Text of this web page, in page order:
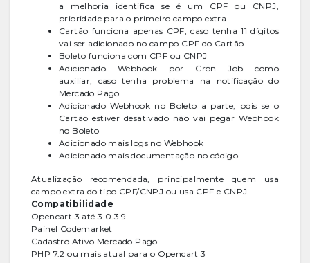
a melhoria identifica se é um CPF ou CNPJ,
prioridade para o primeiro campo extra
Cartão funciona apenas CPF, caso tenha 11 dígitos
vai ser adicionado no campo CPF do Cartão
Boleto funciona com CPF ou CNPJ
Adicionado Webhook por Cron Job como
auxiliar, caso tenha problema na notificação do
Mercado Pago
Adicionado Webhook no Boleto a parte, pois se o
Cartão estiver desativado não vai pegar Webhook
no Boleto
Adicionado mais logs no Webhook
Adicionado mais documentação no código
Atualização recomendada, principalmente quem usa
campo extra do tipo CPF/CNPJ ou usa CPF e CNPJ.
Compatibilidade
Opencart 3 até 3.0.3.9
Painel Codemarket
Cadastro Ativo Mercado Pago
PHP 7.2 ou mais atual para o Opencart 3